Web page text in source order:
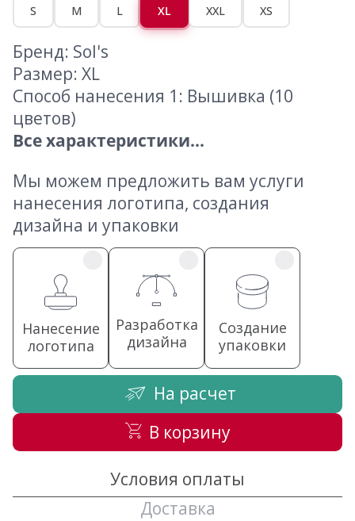
S M L XL XXL XS
Бренд: Sol's
Размер: XL
Способ нанесения 1: Вышивка (10
цветов)
Все характеристики...
Мы можем предложить вам услуги
нанесения логотипа, создания
дизайна и упаковки
Нанесение
логотипа
Разработка
дизайна
Создание
упаковки
На расчет
В корзину
Условия оплаты
Доставка